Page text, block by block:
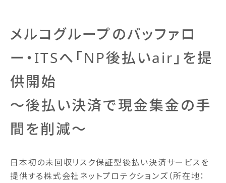
メルコグループのバッファロ
ー・ITSへ「NP後払いair」を提
供開始
～後払い決済で現金集金の手
間を削減～
日本初の未回収リスク保証型後払い決済サービスを
提供する株式会社ネットプロテクションズ（所在地：